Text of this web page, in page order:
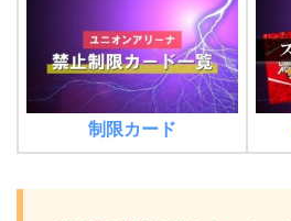
制限カード